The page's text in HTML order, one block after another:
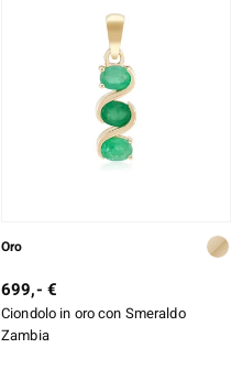
Oro
699,- €
Ciondolo in oro con Smeraldo
Zambia